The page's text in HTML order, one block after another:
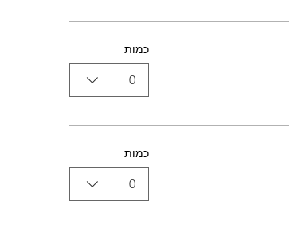
כמות
0
כמות
0